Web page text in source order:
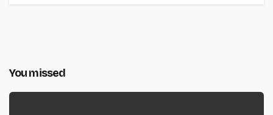
You missed